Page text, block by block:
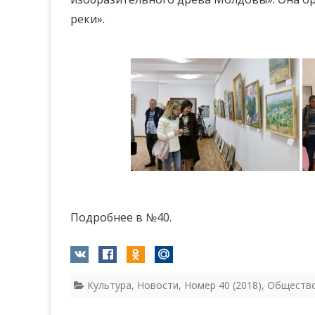
реки».
Подробнее в №40.
Культура, Новости, Номер 40 (2018),